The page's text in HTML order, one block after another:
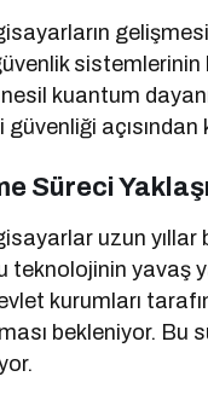
sistemlerinin
kuantum
güvenliği
Süreci
uzun yıllar
teknolojinin yavaş
kurumları
bekleniyor. Bu